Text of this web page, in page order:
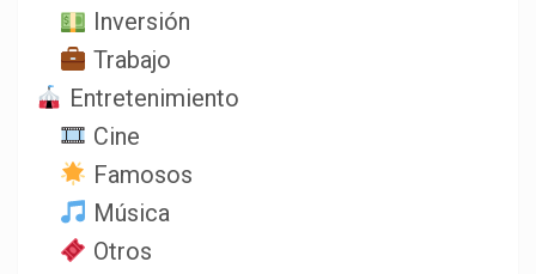
Inversión
Trabajo
Entretenimiento
Cine
Famosos
Música
Otros